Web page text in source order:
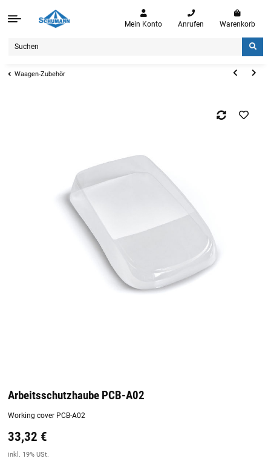
Mein Konto Anrufen Warenkorb
Waagen-Zubehör
Arbeitsschutzhaube PCB-A02
Working cover PCB-A02
Preis:19,44 €
33,32 €
inkl. 19% USt.